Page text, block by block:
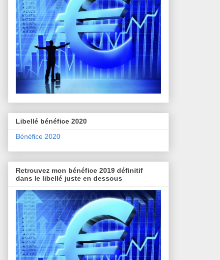
Libellé bénéfice 2020
Bénéfice 2020
Retrouvez mon bénéfice 2019 définitif
dans le libellé juste en dessous